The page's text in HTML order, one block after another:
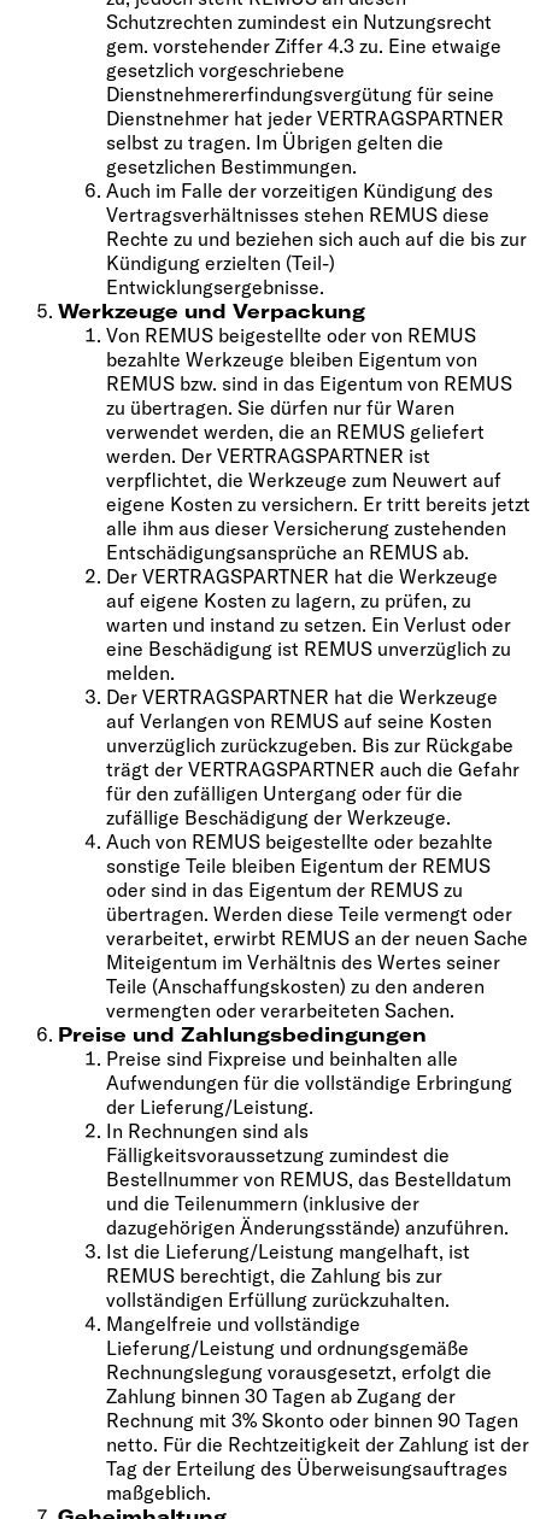
Schutzrechten zumindest ein Nutzungsrecht
gem. vorstehender Ziffer 4.3 zu. Eine etwaige
gesetzlich vorgeschriebene
Dienstnehmererfindungsvergütung für seine
Dienstnehmer hat jeder VERTRAGSPARTNER
selbst zu tragen. Im Übrigen gelten die
gesetzlichen Bestimmungen.
Auch im Falle der vorzeitigen Kündigung des
Vertragsverhältnisses stehen REMUS diese
Rechte zu und beziehen sich auch auf die bis zur
Kündigung erzielten (Teil-)
Entwicklungsergebnisse.
Werkzeuge und Verpackung
Von REMUS beigestellte oder von REMUS
bezahlte Werkzeuge bleiben Eigentum von
REMUS bzw. sind in das Eigentum von REMUS
zu übertragen. Sie dürfen nur für Waren
verwendet werden, die an REMUS geliefert
werden. Der VERTRAGSPARTNER ist
verpflichtet, die Werkzeuge zum Neuwert auf
eigene Kosten zu versichern. Er tritt bereits jetzt
alle ihm aus dieser Versicherung zustehenden
Entschädigungsansprüche an REMUS ab.
Der VERTRAGSPARTNER hat die Werkzeuge
auf eigene Kosten zu lagern, zu prüfen, zu
warten und instand zu setzen. Ein Verlust oder
eine Beschädigung ist REMUS unverzüglich zu
melden.
Der VERTRAGSPARTNER hat die Werkzeuge
auf Verlangen von REMUS auf seine Kosten
unverzüglich zurückzugeben. Bis zur Rückgabe
trägt der VERTRAGSPARTNER auch die Gefahr
für den zufälligen Untergang oder für die
zufällige Beschädigung der Werkzeuge.
Auch von REMUS beigestellte oder bezahlte
sonstige Teile bleiben Eigentum der REMUS
oder sind in das Eigentum der REMUS zu
übertragen. Werden diese Teile vermengt oder
verarbeitet, erwirbt REMUS an der neuen Sache
Miteigentum im Verhältnis des Wertes seiner
Teile (Anschaffungskosten) zu den anderen
vermengten oder verarbeiteten Sachen.
Preise und Zahlungsbedingungen
Preise sind Fixpreise und beinhalten alle
Aufwendungen für die vollständige Erbringung
der Lieferung/Leistung.
In Rechnungen sind als
Fälligkeitsvoraussetzung zumindest die
Bestellnummer von REMUS, das Bestelldatum
und die Teilenummern (inklusive der
dazugehörigen Änderungsstände) anzuführen.
Ist die Lieferung/Leistung mangelhaft, ist
REMUS berechtigt, die Zahlung bis zur
vollständigen Erfüllung zurückzuhalten.
Mangelfreie und vollständige
Lieferung/Leistung und ordnungsgemäße
Rechnungslegung vorausgesetzt, erfolgt die
Zahlung binnen 30 Tagen ab Zugang der
Rechnung mit 3% Skonto oder binnen 90 Tagen
netto. Für die Rechtzeitigkeit der Zahlung ist der
Tag der Erteilung des Überweisungsauftrages
maßgeblich.